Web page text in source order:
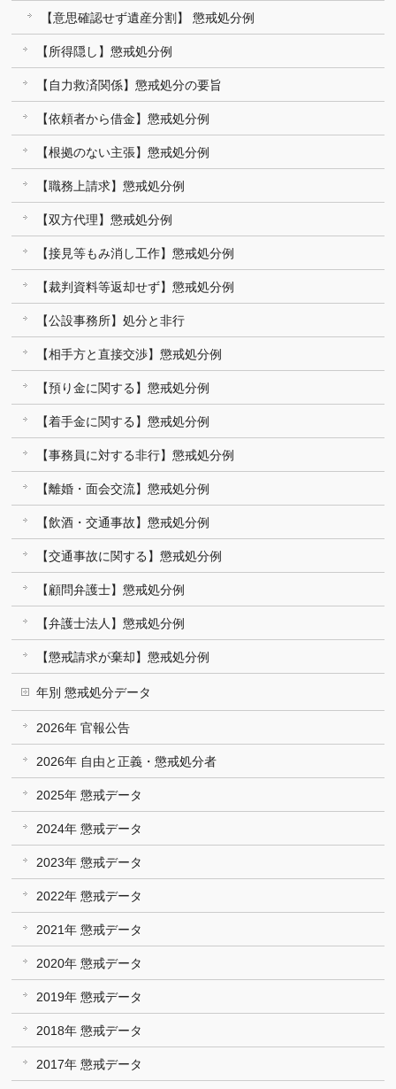
【意思確認せず遺産分割】 懲戒処分例
【所得隠し】懲戒処分例
【自力救済関係】懲戒処分の要旨
【依頼者から借金】懲戒処分例
【根拠のない主張】懲戒処分例
【職務上請求】懲戒処分例
【双方代理】懲戒処分例
【接見等もみ消し工作】懲戒処分例
【裁判資料等返却せず】懲戒処分例
【公設事務所】処分と非行
【相手方と直接交渉】懲戒処分例
【預り金に関する】懲戒処分例
【着手金に関する】懲戒処分例
【事務員に対する非行】懲戒処分例
【離婚・面会交流】懲戒処分例
【飲酒・交通事故】懲戒処分例
【交通事故に関する】懲戒処分例
【顧問弁護士】懲戒処分例
【弁護士法人】懲戒処分例
【懲戒請求が棄却】懲戒処分例
年別 懲戒処分データ
2026年 官報公告
2026年 自由と正義・懲戒処分者
2025年 懲戒データ
2024年 懲戒データ
2023年 懲戒データ
2022年 懲戒データ
2021年 懲戒データ
2020年 懲戒データ
2019年 懲戒データ
2018年 懲戒データ
2017年 懲戒データ